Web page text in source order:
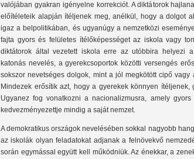
valójában gyakran igényelne korrekciót. A diktátorok
előítéleteik alapján ítéljenek meg, anélkül, hogy a dolgot
igaz a belpolitikában, és ugyanúgy a nemzetközi
fajta gyors és felületes ítélőképességet az iskola vagy
diktátorok által vezetett iskola erre az utóbbira helyezi
katonás nevelés, a gyerekcsoportok közötti versengés
sokszor nevetséges dolgok, mint a jól megkötött cipő vagy
Mindezek erősítik azt, hogy a gyerekek könnyen ítéljenek,
Ugyanez fog vonatkozni a nacionalizmusra, amely
kedvezményezettje mindig a saját nemzet.
A demokratikus országok nevelésében sokkal nagyobb
az iskolák olyan feladatokat adjanak a felnövekvő
során egymással együtt kell működniük. Az énekkar, a